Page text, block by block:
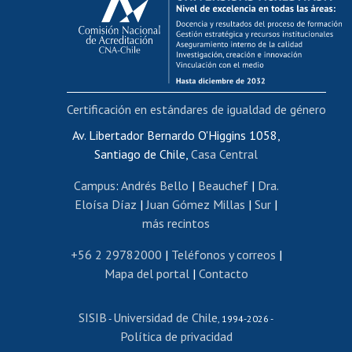
Postulación al AUCAI
Funcionarias/os
Cursos internos de capacitación
Bienestar del personal
Portal de movilidad interna
Certificado de renta
Certificado de renta honorarios
Editar páginas blancas
Extranjeras/os
Revalidación y reconocimiento de títulos
Postulación al Programa de Movilidad Estudiantil
Cursos de español
Av. Libertador Bernardo O'Higgins 1058,
Santiago de Chile, Casa Central
Campus: Andrés Bello | Beauchef| Dra.
Eloísa Díaz |Juan Gómez Millas | Sur |
más recintos
+56 2 29782000 | Teléfonos y correos |
Mapa del portal| Contacto
SISIB - Universidad de Chile, 1994-2026 -
Política de privacidad
Certificación en estándares de igualdad de género